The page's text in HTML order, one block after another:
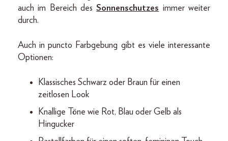
auch im Bereich desSonnenschutzes immer weiter
durch.
Auch in puncto Farbgebung gibt es viele interessante
Optionen:
Klassisches Schwarz oder Braun für einen
zeitlosen Look
Knallige Töne wie Rot, Blau oder Gelb als
Hingucker